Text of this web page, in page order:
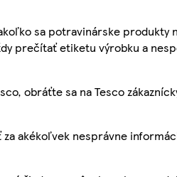
sa potravinárske produkty
prečítať etiketu výrobku a
obráťte sa na Tesco
akékoľvek nesprávne